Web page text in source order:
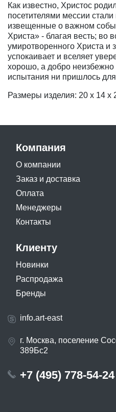
Как известно, Христос
посетителями мессии
извещенные о важном
Христа» - благая весть; во
умиротворенного Христа и
успокаивает и вселяет
хорошо, а добро неизбежно
испытания ни пришлось для
Размеры изделия: 20 x 14 x
Компания
О компании
Заказ и доставка
Оплата
Менеджеры
Контакты
Клиенту
Новинки
Распродажа
Бренды
info.art-east
г. Москва, поселение
389Бс2
+7 (495) 778-54-24